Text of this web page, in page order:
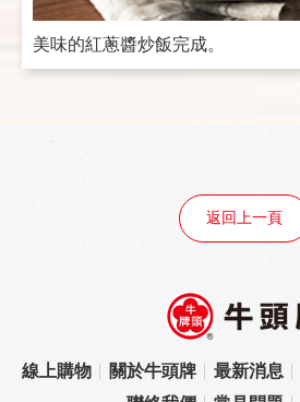
美味的紅蔥醬炒飯完成。
返回上一頁
線上購物 關於牛頭牌 最新消息